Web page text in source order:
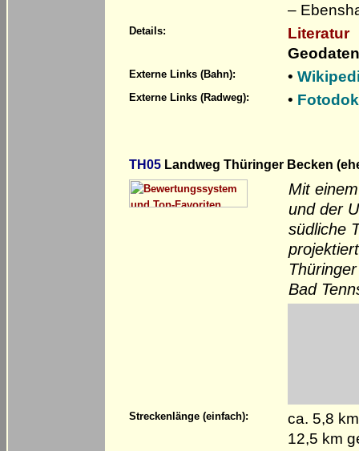
–
Details:
Literatur
Externe Links (Bahn): •
Externe Links (Radweg): •
TH05 Landweg Thüringer Becken
Mit
und der
südliche
Bad
Streckenlänge (einfach):
ca. 5,8
12,5 km